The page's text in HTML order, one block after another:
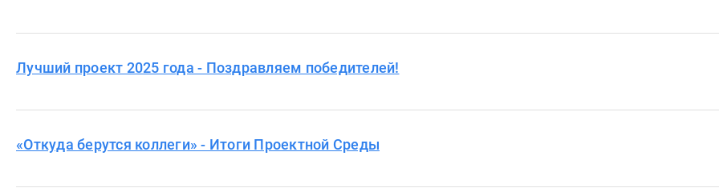
Лучший проект 2025 года - Поздравляем победителей!
«Откуда берутся коллеги» - Итоги Проектной Среды